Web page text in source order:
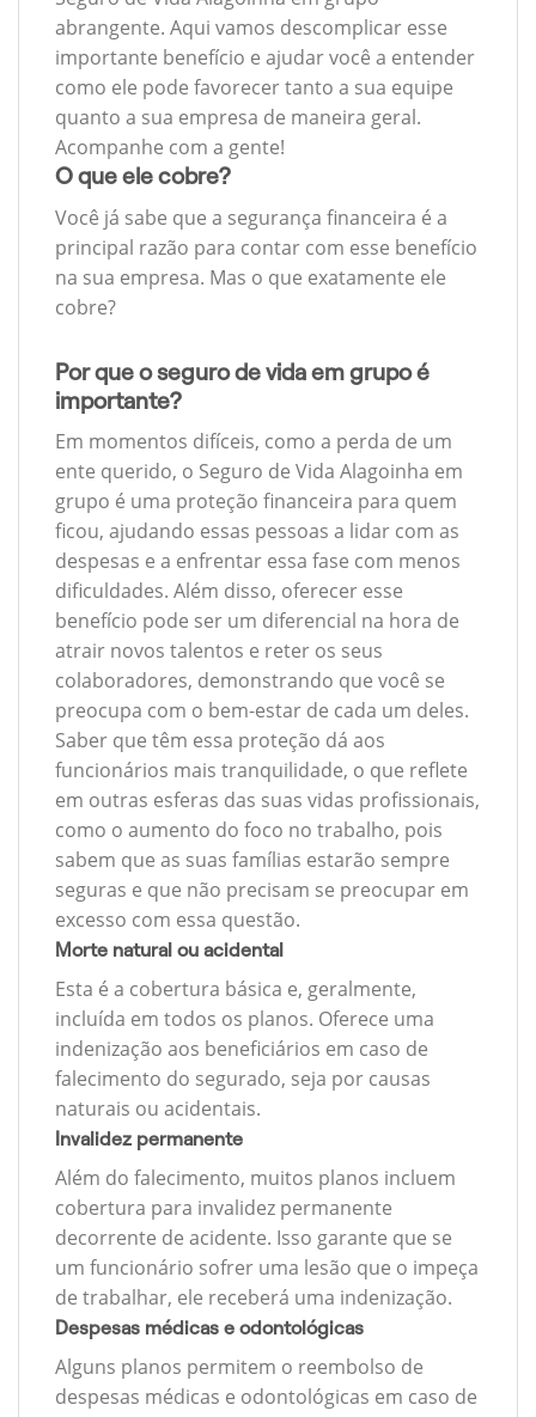
abrangente. Aqui vamos descomplicar esse
importante benefício e ajudar você a entender
como ele pode favorecer tanto a sua equipe
quanto a sua empresa de maneira geral.
Acompanhe com a gente!
O que ele cobre?
Você já sabe que a segurança financeira é a
principal razão para contar com esse benefício
na sua empresa. Mas o que exatamente ele
cobre?
Por que o seguro de vida em grupo é
importante?
Em momentos difíceis, como a perda de um
ente querido, o Seguro de Vida Alagoinha em
grupo é uma proteção financeira para quem
ficou, ajudando essas pessoas a lidar com as
despesas e a enfrentar essa fase com menos
dificuldades. Além disso, oferecer esse
benefício pode ser um diferencial na hora de
atrair novos talentos e reter os seus
colaboradores, demonstrando que você se
preocupa com o bem-estar de cada um deles.
Saber que têm essa proteção dá aos
funcionários mais tranquilidade, o que reflete
em outras esferas das suas vidas profissionais,
como o aumento do foco no trabalho, pois
sabem que as suas famílias estarão sempre
seguras e que não precisam se preocupar em
excesso com essa questão.
Morte natural ou acidental
Esta é a cobertura básica e, geralmente,
incluída em todos os planos. Oferece uma
indenização aos beneficiários em caso de
falecimento do segurado, seja por causas
naturais ou acidentais.
Invalidez permanente
Além do falecimento, muitos planos incluem
cobertura para invalidez permanente
decorrente de acidente. Isso garante que se
um funcionário sofrer uma lesão que o impeça
de trabalhar, ele receberá uma indenização.
Despesas médicas e odontológicas
Alguns planos permitem o reembolso de
despesas médicas e odontológicas em caso de